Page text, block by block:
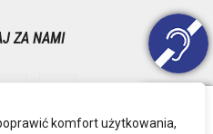
komfort użytkowania,
ZA NAMI